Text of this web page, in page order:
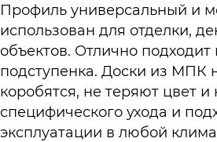
Профиль универсальный и
использован для отделки,
объектов. Отлично подходит
подступенка. Доски из МПК
коробятся, не теряют цвет и
специфического ухода и
эксплуатации в любой